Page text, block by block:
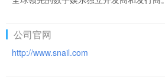
公司官网
http://www.snail.com